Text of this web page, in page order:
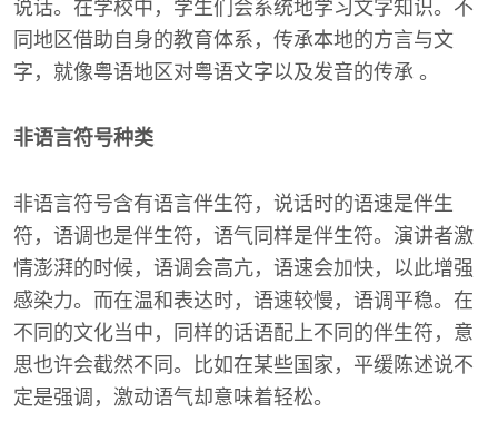
说话。在学校中，学生们会系统地学习文字知识。不
同地区借助自身的教育体系，传承本地的方言与文
字，就像粤语地区对粤语文字以及发音的传承 。
非语言符号种类
非语言符号含有语言伴生符，说话时的语速是伴生
符，语调也是伴生符，语气同样是伴生符。演讲者激
情澎湃的时候，语调会高亢，语速会加快，以此增强
感染力。而在温和表达时，语速较慢，语调平稳。在
不同的文化当中，同样的话语配上不同的伴生符，意
思也许会截然不同。比如在某些国家，平缓陈述说不
定是强调，激动语气却意味着轻松。